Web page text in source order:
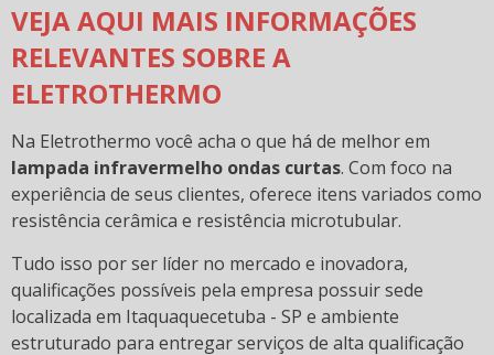
VEJA AQUI MAIS INFORMAÇÕES
RELEVANTES SOBRE A
ELETROTHERMO
Na Eletrothermo você acha o que há de melhor em
lampada infravermelho ondas curtas. Com foco na
experiência de seus clientes, oferece itens variados como
resistência cerâmica e resistência microtubular.
Tudo isso por ser líder no mercado e inovadora,
qualificações possíveis pela empresa possuir sede
localizada em Itaquaquecetuba - SP e ambiente
estruturado para entregar serviços de alta qualificação